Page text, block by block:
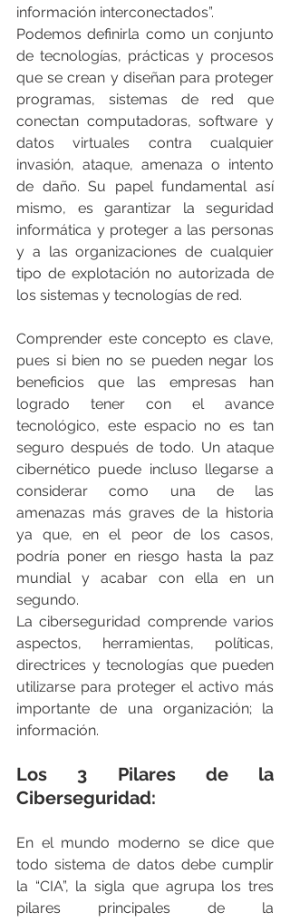
información interconectados”.
Podemos definirla como un conjunto
de tecnologías, prácticas y procesos
que se crean y diseñan para proteger
programas, sistemas de red que
conectan computadoras, software y
datos virtuales contra cualquier
invasión, ataque, amenaza o intento
de daño. Su papel fundamental así
mismo, es garantizar la seguridad
informática y proteger a las personas
y a las organizaciones de cualquier
tipo de explotación no autorizada de
los sistemas y tecnologías de red.
Comprender este concepto es clave,
pues si bien no se pueden negar los
beneficios que las empresas han
logrado tener con el avance
tecnológico, este espacio no es tan
seguro después de todo. Un ataque
cibernético puede incluso llegarse a
considerar como una de las
amenazas más graves de la historia
ya que, en el peor de los casos,
podría poner en riesgo hasta la paz
mundial y acabar con ella en un
segundo.
La ciberseguridad comprende varios
aspectos, herramientas, políticas,
directrices y tecnologías que pueden
utilizarse para proteger el activo más
importante de una organización; la
información.
Los 3 Pilares de la
Ciberseguridad:
En el mundo moderno se dice que
todo sistema de datos debe cumplir
la “CIA”, la sigla que agrupa los tres
pilares principales de la